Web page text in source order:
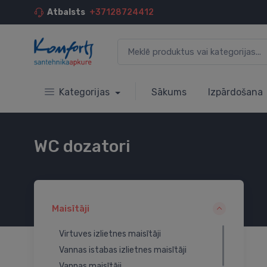
Atbalsts +37128724412
Kategorijas Sākums Izpārdošana
WC dozatori
Maisītāji
Virtuves izlietnes maisītāji
Vannas istabas izlietnes maisītāji